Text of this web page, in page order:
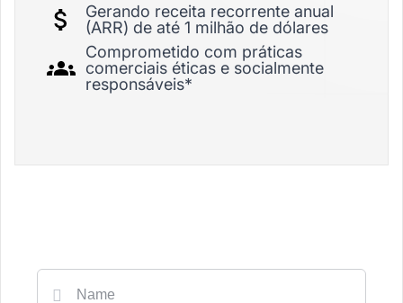
Gerando receita recorrente anual
(ARR) de até 1 milhão de dólares
Comprometido com práticas
comerciais éticas e socialmente
responsáveis*